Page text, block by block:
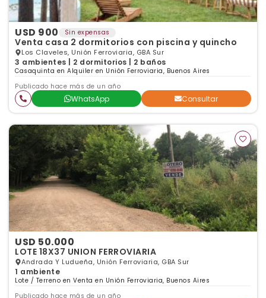
USD 900 Sin expensas
Venta casa 2 dormitorios con piscina y quincho
Los Claveles, Unión Ferroviaria, GBA Sur
3 ambientes | 2 dormitorios | 2 baños
Casaquinta en Alquiler en Unión Ferroviaria, Buenos Aires
Publicado hace más de un año
WhatsApp Consultar
USD 50.000
LOTE 18X37 UNION FERROVIARIA
Andrada Y Ludueña, Unión Ferroviaria, GBA Sur
1 ambiente
Lote / Terreno en Venta en Unión Ferroviaria, Buenos Aires
Publicado hace más de un año